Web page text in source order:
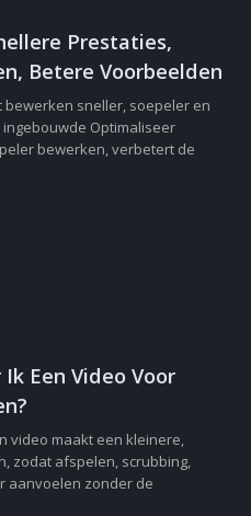
Prestaties,
Betere Voorbeelden
bewerken sneller, soepeler en
Optimaliseer
bewerken, verbetert de
Een Video Voor
video maakt een kleinere,
zodat afspelen, scrubbing,
aanvoelen zonder de